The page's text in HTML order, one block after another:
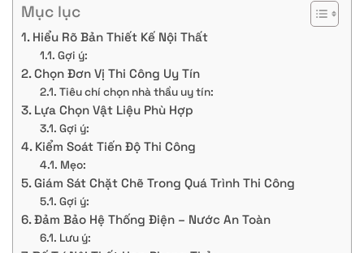
Mục lục
Hiểu Rõ Bản Thiết Kế Nội Thất
Gợi ý:
Chọn Đơn Vị Thi Công Uy Tín
Tiêu chí chọn nhà thầu uy tín:
Lựa Chọn Vật Liệu Phù Hợp
Gợi ý:
Kiểm Soát Tiến Độ Thi Công
Mẹo:
Giám Sát Chặt Chẽ Trong Quá Trình Thi Công
Gợi ý:
Đảm Bảo Hệ Thống Điện – Nước An Toàn
Lưu ý: